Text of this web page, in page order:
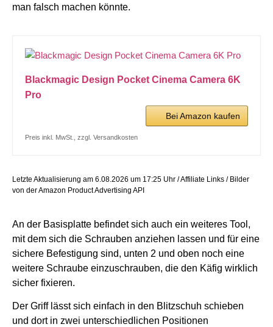
man falsch machen könnte.
Blackmagic Design Pocket Cinema Camera 6K
Pro
Bei Amazon kaufen
Preis inkl. MwSt., zzgl. Versandkosten
Letzte Aktualisierung am 6.08.2026 um 17:25 Uhr / Affiliate Links / Bilder
von der Amazon Product Advertising API
An der Basisplatte befindet sich auch ein weiteres Tool,
mit dem sich die Schrauben anziehen lassen und für eine
sichere Befestigung sind, unten 2 und oben noch eine
weitere Schraube einzuschrauben, die den Käfig wirklich
sicher fixieren.
Der Griff lässt sich einfach in den Blitzschuh schieben
und dort in zwei unterschiedlichen Positionen